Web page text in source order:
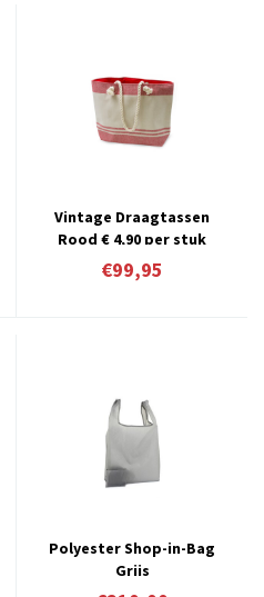
Vintage Draagtassen
Rood € 4,90 per stuk
verpakt á 30 stuks
€99,95
Polyester Shop-in-Bag
Grijs